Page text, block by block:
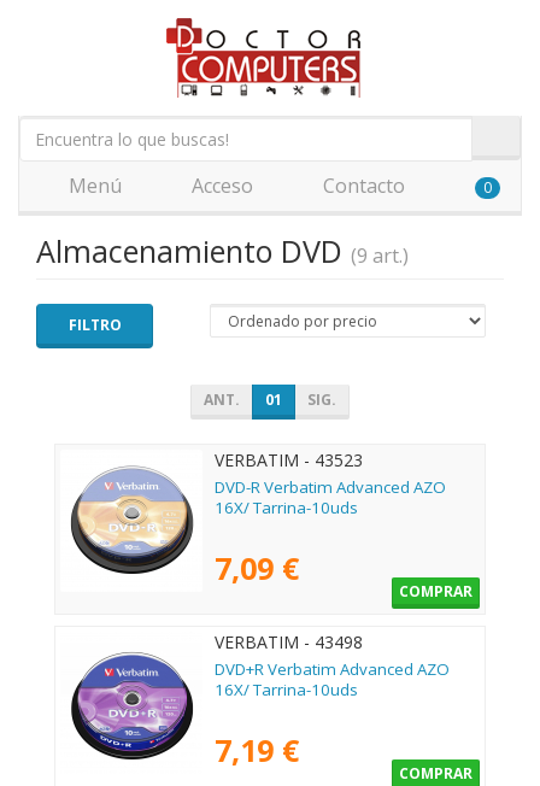
Menú Acceso Contacto 0
Almacenamiento DVD (9 art.)
FILTRO
ANT. 01 SIG.
VERBATIM - 43523
DVD-R Verbatim Advanced AZO
16X/ Tarrina-10uds
7,09 €
COMPRAR
VERBATIM - 43498
DVD+R Verbatim Advanced AZO
16X/ Tarrina-10uds
7,19 €
COMPRAR